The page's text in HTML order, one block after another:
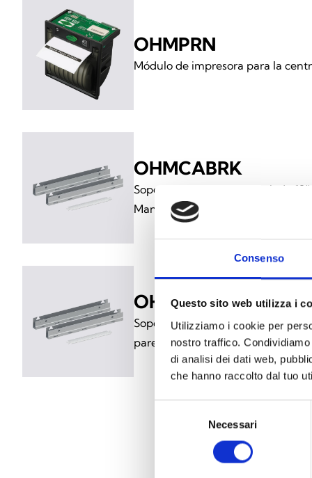
Consenso
Questo sito web utilizza i
Utilizziamo i cookie per
nostro traffico.
di analisi dei dati web,
che hanno raccolto dal tuo
Necessari
OHMPRN
Módulo de impresora para la
OHMCABRK
Soportes de fijación en rack de
Manager
OHMCABSP
Soportes distanciadores con paso
pared de la central Harper